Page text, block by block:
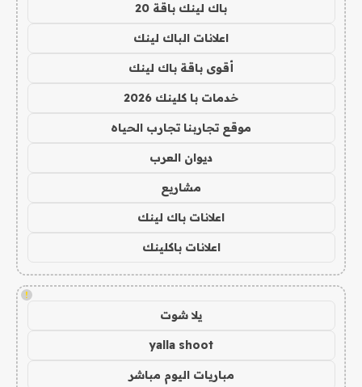
باك لينك باقة 20
اعلانات الباك لينك
أقوى باقة باك لينك
خدمات با كلينك 2026
موقع تجاربنا تجارب الحياه
ديوان العرب
مشاريع
اعلانات باك لينك
اعلانات باكلينك
!
يلا شوت
yalla shoot
مباريات اليوم مباشر